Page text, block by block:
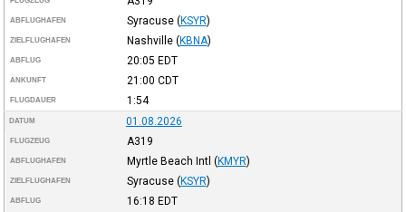
ABFLUGHAFEN Syracuse (KSYR)
ZIELFLUGHAFEN Nashville (KBNA)
ABFLUG 20:05 EDT
ANKUNFT 21:00 CDT
FLUGDAUER 1:54
DATUM 01.08.2026
FLUGZEUG A319
ABFLUGHAFEN Myrtle Beach Intl (KMYR)
ZIELFLUGHAFEN Syracuse (KSYR)
ABFLUG 16:18 EDT